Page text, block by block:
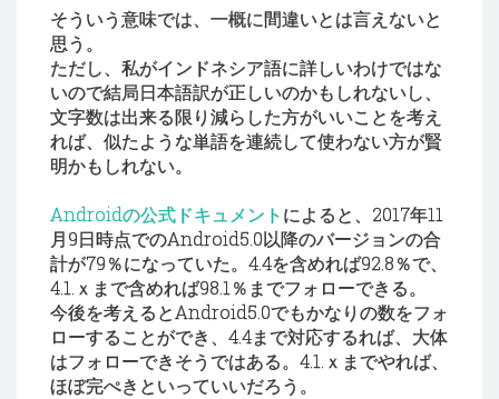
そういう意味では、一概に間違いとは言えないと
思う。
ただし、私がインドネシア語に詳しいわけではな
いので結局日本語訳が正しいのかもしれないし、
文字数は出来る限り減らした方がいいことを考え
れば、似たような単語を連続して使わない方が賢
明かもしれない。
Androidの公式ドキュメントによると、2017年11
月9日時点でのAndroid5.0以降のバージョンの合
計が79％になっていた。4.4を含めれば92.8％で、
4.1.ｘまで含めれば98.1％までフォローできる。
今後を考えるとAndroid5.0でもかなりの数をフォ
ローすることができ、4.4まで対応するれば、大体
はフォローできそうではある。4.1.ｘまでやれば、
ほぼ完ぺきといっていいだろう。